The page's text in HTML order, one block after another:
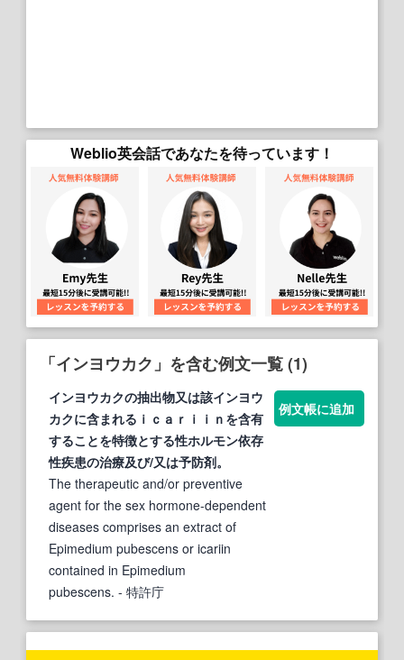
Weblio英会話であなたを待っています！
「インヨウカク」を含む例文一覧 (1)
インヨウカクの抽出物又は該インヨウ
カクに含まれるｉｃａｒｉｉｎを含有
することを特徴とする性ホルモン依存
性疾患の治療及び/又は予防剤。
The therapeutic and/or preventive
agent for the sex hormone-dependent
diseases comprises an extract of
Epimedium pubescens or icariin
contained in Epimedium
pubescens. - 特許庁
例文帳に追加